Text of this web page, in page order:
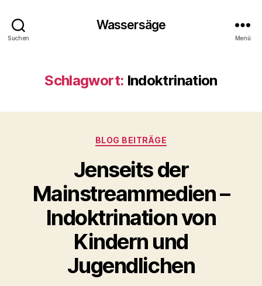
Suchen
Wassersäge
Menü
Schlagwort: Indoktrination
Kategorien
BLOG BEITRÄGE
Jenseits der
Mainstreammedien –
Indoktrination von
Kindern und
Jugendlichen